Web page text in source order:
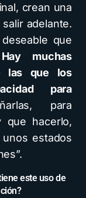
crean una
adelante.
que
Hay muchas
las que los
para
para
que hacerlo,
estados
este uso de